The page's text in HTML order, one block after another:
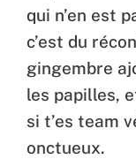
qui n’en est
c’est du
gingembre
les papilles,
si t’es team
onctueux.